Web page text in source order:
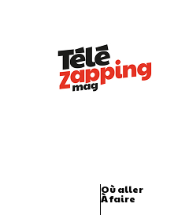
Où aller
À faire